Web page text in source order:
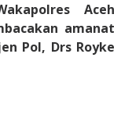
Aceh
amanat
Pol, Drs Royke